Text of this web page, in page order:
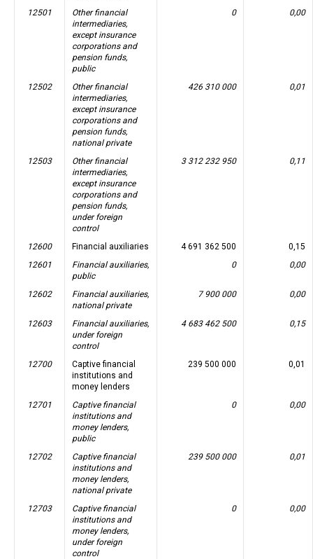
12501
Other financial
intermediaries,
except insurance
corporations and
pension funds,
public
0 0,00
12502
Other financial
intermediaries,
except insurance
corporations and
pension funds,
national private
426 310 000 0,01
12503
Other financial
intermediaries,
except insurance
corporations and
pension funds,
under foreign
control
3 312 232 950 0,11
12600 Financial auxiliaries 4 691 362 500
0,15
12601
Financial auxiliaries,
public
0 0,00
12602
Financial auxiliaries,
national private
7 900 000 0,00
12603
Financial auxiliaries,
under foreign
control
4 683 462 500 0,15
12700
Captive financial
institutions and
money lenders
239 500 000 0,01
12701
Captive financial
institutions and
money lenders,
public
0 0,00
12702
Captive financial
institutions and
money lenders,
national private
239 500 000 0,01
12703
Captive financial
institutions and
money lenders,
under foreign
control
0 0,00